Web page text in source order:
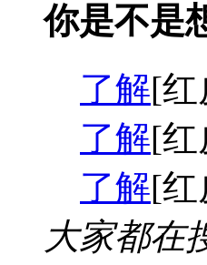
你是不是
了解[红
了解[红
了解[红
大家都在